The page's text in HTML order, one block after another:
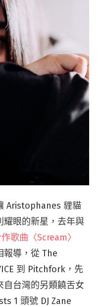
Aristophanes 貍貓
耀眼的新星，去年與
歌曲〈Scream〉
報導，從 The
到 Pitchfork， 先
台灣的另類饒舌女
1 頭號 DJ Zane